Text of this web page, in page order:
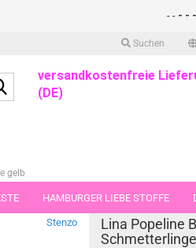
Suchen
- - - -
Suche...versandkostenfreie
(DE)
HAMBURGER LIEBE STOFFE
IN STÜCKEN VON 25 UND 50 CM
gelb
Stenzo
Lina Popeline